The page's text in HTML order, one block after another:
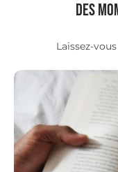
Des
Laissez-